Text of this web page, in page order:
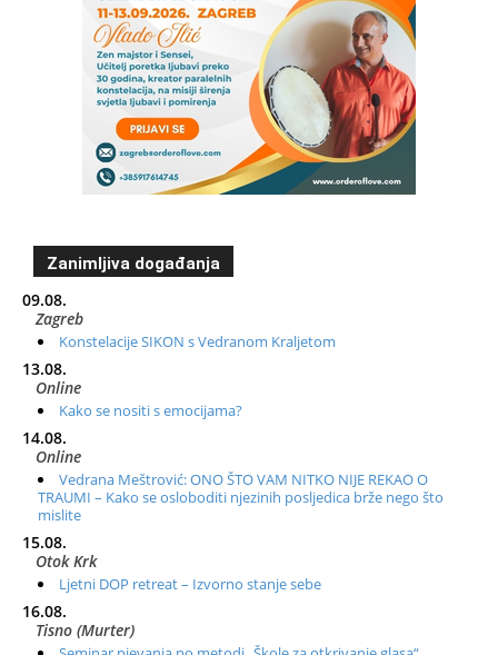
Zanimljiva događanja
09.08.
Zagreb
Konstelacije SIKON s Vedranom Kraljetom
13.08.
Online
Kako se nositi s emocijama?
14.08.
Online
Vedrana Meštrović: ONO ŠTO VAM NITKO NIJE REKAO O
TRAUMI – Kako se osloboditi njezinih posljedica brže nego što
mislite
15.08.
Otok Krk
Ljetni DOP retreat – Izvorno stanje sebe
16.08.
Tisno (Murter)